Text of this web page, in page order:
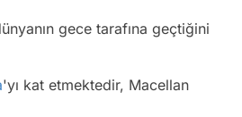
gece tarafına geçtiğini
'yı kat etmektedir, Macellan